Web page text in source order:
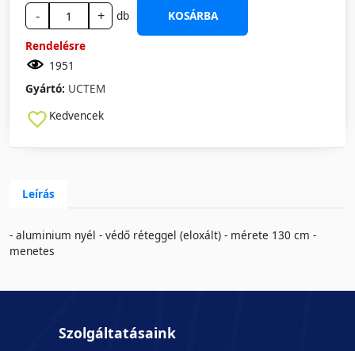
- + db
KOSÁRBA
Rendelésre
1951
Gyártó: UCTEM
Kedvencek
Leírás
- aluminium nyél - védő réteggel (eloxált) - mérete 130 cm -
menetes
Szolgáltatásaink